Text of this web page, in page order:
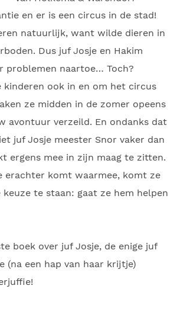
en er is een circus in de stad!
natuurlijk, want wilde dieren in
Dus juf Josje en Hakim
problemen naartoe… Toch?
ook in en om het circus
ze midden in de zomer opeens
avontuur verzeild. En ondanks dat
juf Josje meester Snor vaker dan
ergens mee in zijn maag te zitten.
erachter komt waarmee, komt ze
te staan: gaat ze hem helpen
boek over juf Josje, de enige juf
(na een hap van haar krijtje)